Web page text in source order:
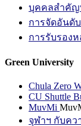
บุคคลสำคัญ
การจัดอันดั
การรับรอง
Green University
Chula Zero
CU Shuttle
MuvMi
จุฬาฯ กับคว